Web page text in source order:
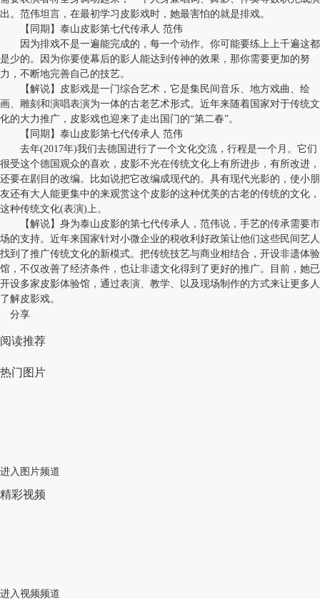
出。范伟坦言，在最初学习皮影戏时，她最害怕的就是排戏。
【同期】泰山皮影第七代传承人 范伟
因为排戏不是一遍能完成的，每一个动作。你可能要练上上千遍这都
是少的。因为你要使幕后的影人能达到传神的效果，那你需要更加的努
力，不断地完善自己的技艺。
【解说】皮影戏是一门综合艺术，它是集民间音乐、地方戏曲、绘
画、雕刻和演唱表演为一体的古老艺术形式。近年来随着国家对于传统文
化的大力推广，皮影戏也迎来了走出国门的“第二春”。
【同期】泰山皮影第七代传承人 范伟
去年(2017年)我们去德国进行了一个文化交流，行程是一个月。它们
很受这个德国观众的喜欢，皮影不光在传统文化上有所进步，有所改进，
还要在剧目的改编。比如说把它改编成现代的。具有现代光影的，使小朋
友还有大人能更集中的来观赏这个皮影的这种优美的古老的传统的文化，
这种传统文化(表演)上。
【解说】身为泰山皮影的第七代传承人，范伟说，手艺的传承需要市
场的支持。近年来国家针对小微企业的税收利好政策让他们这些民间艺人
找到了推广传统文化的新模式。把传统技艺与商业相结合，开设非遗体验
馆，不仅改善了经济条件，也让非遗文化得到了更好的推广。目前，她已
开设多家皮影体验馆，通过表演、教学、以及现场制作的方式来让更多人
了解皮影戏。
分享
阅读推荐
热门图片
进入图片频道
精彩视频
进入视频频道